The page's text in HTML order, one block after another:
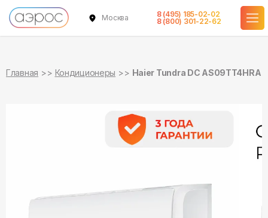
Москва
8 (495) 185-02-02
8 (800) 301-22-62
Главная Кондиционеры Haier Tundra DC AS09TT4HRA
в наличии
в наличии